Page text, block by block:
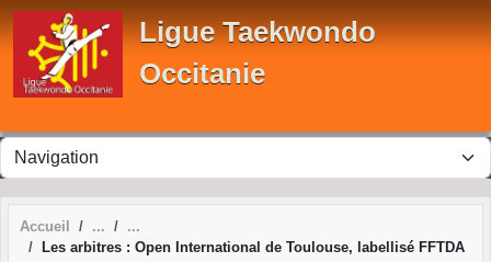
Ligue Taekwondo
Occitanie
Accueil
Les arbitres : Open International de Toulouse, labellisé FFTDA
Panneau de gestion des cookies